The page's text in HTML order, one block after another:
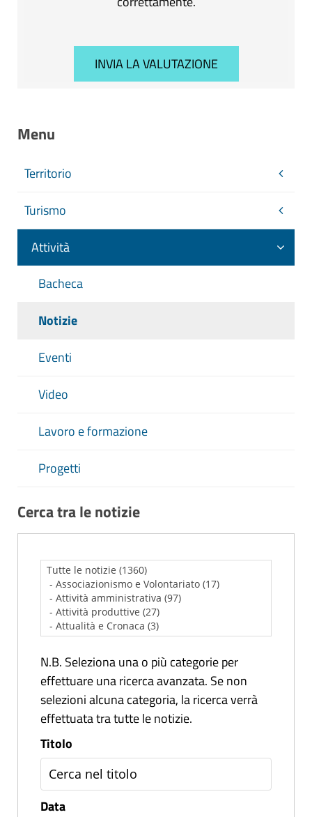
Menu
Territorio
Turismo
Attività
Bacheca
Notizie
Eventi
Video
Lavoro e formazione
Progetti
Cerca tra le notizie
N.B. Seleziona una o più categorie per
effettuare una ricerca avanzata. Se non
selezioni alcuna categoria, la ricerca verrà
effettuata tra tutte le notizie.
Titolo
Data